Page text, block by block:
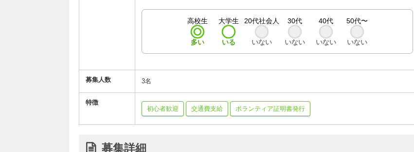
高校生
多い
大学生
いる
20代社会人
いない
30代
いない
40代
いない
50代〜
いない
募集人数 3名
特徴
初心者歓迎
交通費支給 ボランティア証明書発行
募集詳細